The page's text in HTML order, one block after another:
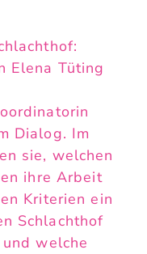
Elena Tüting
Dialog. Im
sie, welchen
ihre Arbeit
Kriterien ein
Schlachthof
welche